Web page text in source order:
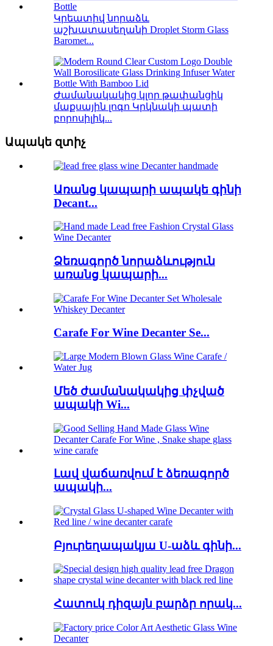
Կրեատիվ նորաձև
աշխատասեղանի Droplet Storm Glass
Baromet...
Ժամանակակից կլոր թափանցիկ
մաքսային լոգո Կրկնակի պատի
բորոսիլիկ...
Ապակե զտիչ
Առանց կապարի ապակե գինի
Decant...
Ձեռագործ նորաձևություն
առանց կապարի...
Carafe For Wine Decanter Se...
Մեծ ժամանակակից փչված
ապակի Wi...
Լավ վաճառվում է ձեռագործ
ապակի...
Բյուրեղապակյա U-աձև գինի...
Հատուկ դիզայն բարձր որակ...